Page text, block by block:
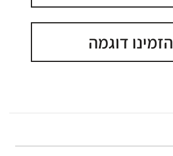
הזמינו דוגמה